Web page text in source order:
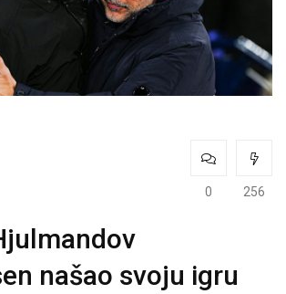
0 256
našao svoju igru